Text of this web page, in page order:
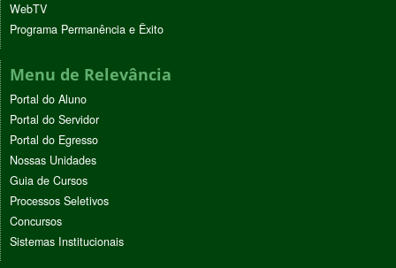
WebTV
Programa Permanência e Êxito
Menu de Relevância
Portal do Aluno
Portal do Servidor
Portal do Egresso
Nossas Unidades
Guia de Cursos
Processos Seletivos
Concursos
Sistemas Institucionais